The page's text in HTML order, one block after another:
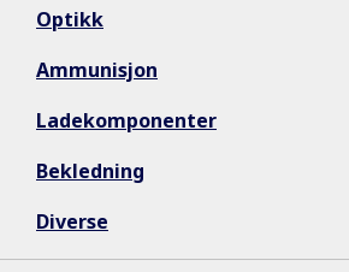
Optikk
Ammunisjon
Ladekomponenter
Bekledning
Diverse